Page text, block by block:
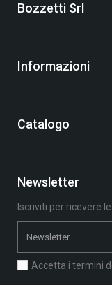
Bozzetti Srl
Informazioni
Catalogo
Newsletter
Iscriviti per ricevere
Accetta i termini